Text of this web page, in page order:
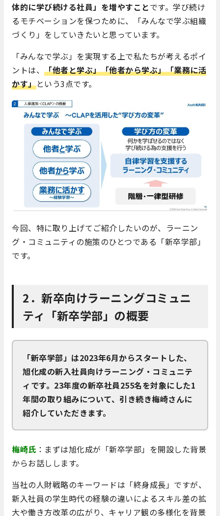
体的に学び続ける社員」を増やすことです。学び続け
るモチベーションを保つために、「みんなで学ぶ組織
づくり」をしていきたいと思っています。
「みんなで学ぶ」を実現する上で私たちが考えるポイ
ントは、 「他者と学ぶ」「他者から学ぶ」「業務に活
かす」という3点です。
今回、特に取り上げてご紹介したいのが、ラーニン
グ・コミュニティの施策のひとつである「新卒学部」
です。
2．新卒向けラーニングコミュニ
ティ「新卒学部」の概要
「新卒学部」は2023年6月からスタートした、
旭化成の新入社員向けラーニング・コミュニテ
ィです。23年度の新卒社員255名を対象にした1
年間の取り組みについて、引き続き梅崎さんに
紹介していただきます。
梅崎氏 ：まずは旭化成が「新卒学部」を開設した背景
からお話しします。
当社の人財戦略のキーワードは「終身成長」ですが、
新入社員の学生時代の経験の違いによるスキル差の拡
大や働き方改革の広がり、キャリア観の多様化を背景